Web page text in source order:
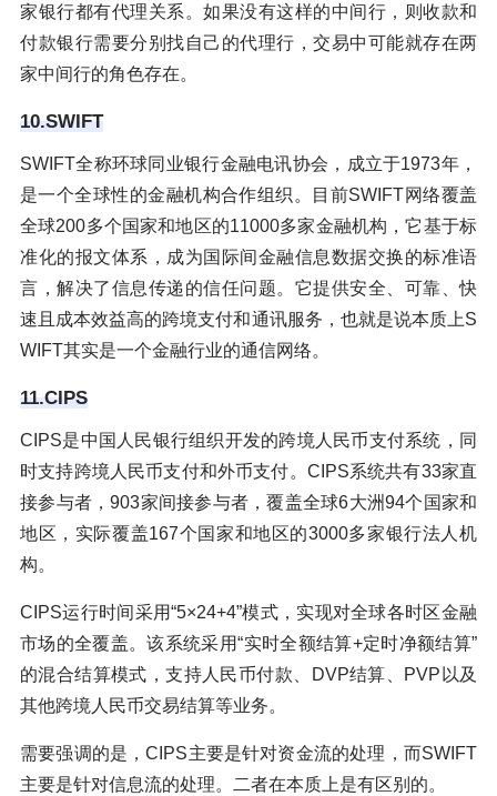
家银行都有代理关系。如果没有这样的中间行，则收款和
付款银行需要分别找自己的代理行，交易中可能就存在两
家中间行的角色存在。
10.SWIFT
SWIFT全称环球同业银行金融电讯协会，成立于1973年，
是一个全球性的金融机构合作组织。目前SWIFT网络覆盖
全球200多个国家和地区的11000多家金融机构，它基于标
准化的报文体系，成为国际间金融信息数据交换的标准语
言，解决了信息传递的信任问题。它提供安全、可靠、快
速且成本效益高的跨境支付和通讯服务，也就是说本质上S
WIFT其实是一个金融行业的通信网络。
11.CIPS
CIPS是中国人民银行组织开发的跨境人民币支付系统，同
时支持跨境人民币支付和外币支付。CIPS系统共有33家直
接参与者，903家间接参与者，覆盖全球6大洲94个国家和
地区，实际覆盖167个国家和地区的3000多家银行法人机
构。
CIPS运行时间采用“5×24+4”模式，实现对全球各时区金融
市场的全覆盖。该系统采用“实时全额结算+定时净额结算”
的混合结算模式，支持人民币付款、DVP结算、PVP以及
其他跨境人民币交易结算等业务。
需要强调的是，CIPS主要是针对资金流的处理，而SWIFT
主要是针对信息流的处理。二者在本质上是有区别的。